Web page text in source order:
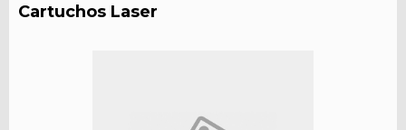
Cartuchos Laser